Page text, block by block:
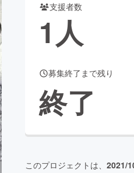
ティー・ヘルスケア
ニティ
支援者数
1人
募集終了まで残り
終了
このプロジェクトは、 2021/